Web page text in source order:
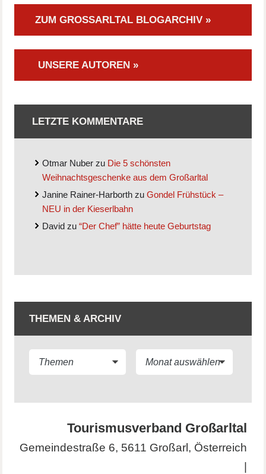
ZUM GROSSARLTAL BLOGARCHIV »
UNSERE AUTOREN »
LETZTE KOMMENTARE
Otmar Nuber zu Die 5 schönsten
Weihnachtsgeschenke aus dem Großarltal
Janine Rainer-Harborth zuGondel Frühstück –
NEU in der Kieserlbahn
David zu“Der Chef” hätte heute Geburtstag
THEMEN & ARCHIV
Tourismusverband Großarltal
Gemeindestraße 6, 5611 Großarl, Österreich